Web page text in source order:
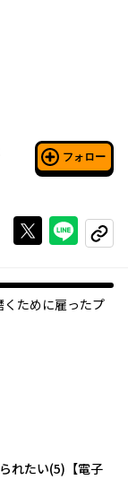
フォロー
Xで投稿する
ライン
コピー
ために雇ったプ
授業…。
に、ドキドキが
れたい(5)【電子